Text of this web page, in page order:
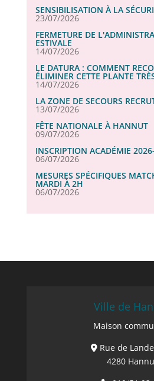
SENSIBILISATION À LA
23/07/2026
FERMETURE DE
ESTIVALE
14/07/2026
LE DATURA : COMMENT
ÉLIMINER CETTE PLANTE
14/07/2026
LA ZONE DE SECOURS
13/07/2026
FÊTE NATIONALE À HANNUT
09/07/2026
INSCRIPTION ACADÉMIE
06/07/2026
MESURES SPÉCIFIQUES
MARDI À 2H
06/07/2026
Ville de
Maison
Rue de
4280